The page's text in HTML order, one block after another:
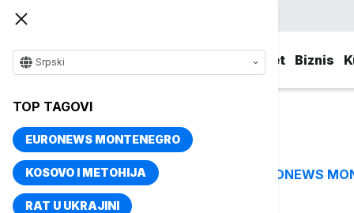
Svet Biznis
Srpski
TOP TAGOVI
EURONEWS MONTENEGRO
KOSOVO I METOHIJA
RAT U UKRAJINI
TOP TAGOVI EURONEWS